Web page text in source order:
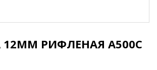
РИФЛЕНАЯ А500С